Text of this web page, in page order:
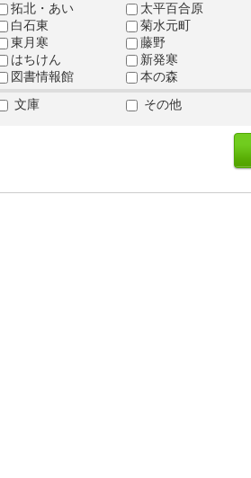
拓北・あい
太平百合原
白石東
菊水元町
東月寒
藤野
はちけん
新発寒
図書情報館
本の森
文庫 その他